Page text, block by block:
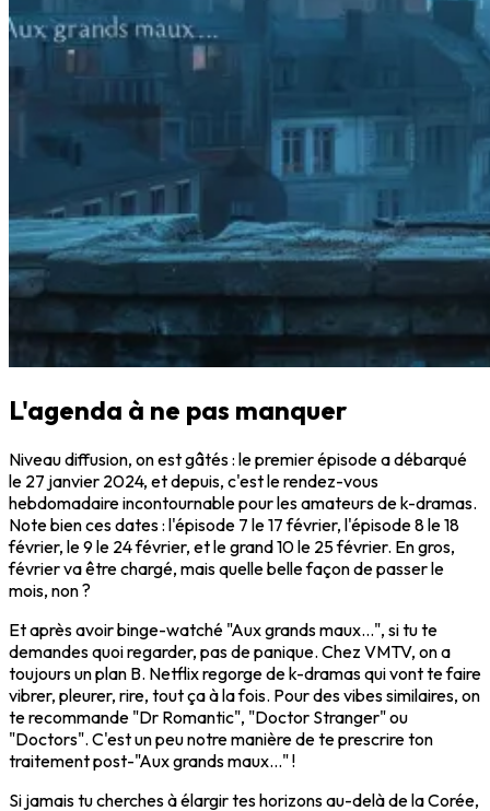
L'agenda à ne pas manquer
Niveau diffusion, on est gâtés : le premier épisode a débarqué
le 27 janvier 2024, et depuis, c'est le rendez-vous
hebdomadaire incontournable pour les amateurs de k-dramas.
Note bien ces dates : l'épisode 7 le 17 février, l'épisode 8 le 18
février, le 9 le 24 février, et le grand 10 le 25 février. En gros,
février va être chargé, mais quelle belle façon de passer le
mois, non ?
Et après avoir binge-watché "Aux grands maux...", si tu te
demandes quoi regarder, pas de panique. Chez VMTV, on a
toujours un plan B. Netflix regorge de k-dramas qui vont te faire
vibrer, pleurer, rire, tout ça à la fois. Pour des vibes similaires, on
te recommande "Dr Romantic", "Doctor Stranger" ou
"Doctors". C'est un peu notre manière de te prescrire ton
traitement post-"Aux grands maux..." !
Si jamais tu cherches à élargir tes horizons au-delà de la Corée,